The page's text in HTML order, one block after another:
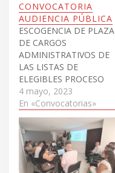
CONVOCATORIA
AUDIENCIA PÚBLICA
ESCOGENCIA DE PLAZA
DE CARGOS
ADMINISTRATIVOS DE
LAS LISTAS DE
ELEGIBLES PROCESO
DE SELECCION NO.862
DE 2018 - MUNICIPIOS
PRIORIZADOS PARA EL
POST CONFLICTO
CONVOCATORIA-
AUDIENCIA-PUBLICA-
1Descargar
4 mayo, 2023
En «Convocatorias»